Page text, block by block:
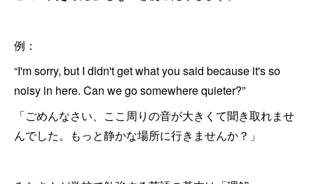
例：
“I'm sorry, but I didn't get what you said because it's so
noisy in here. Can we go somewhere quieter?”
「ごめんなさい、ここ周りの音が大きくて聞き取れませ
んでした。もっと静かな場所に行きませんか？」